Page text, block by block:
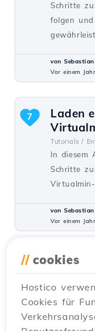
Schritte
folgen
von Sebastian
Vor einem
Laden
Tutorials /
In diesem
Schritte
7
von Sebastian
Vor einem
Ein
Tutorials /
Erfahre,
7
// cookies
Hostico
Cookies für